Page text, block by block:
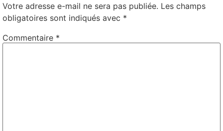
Votre adresse e-mail ne sera pas publiée. Les champs
obligatoires sont indiqués avec *
Commentaire *